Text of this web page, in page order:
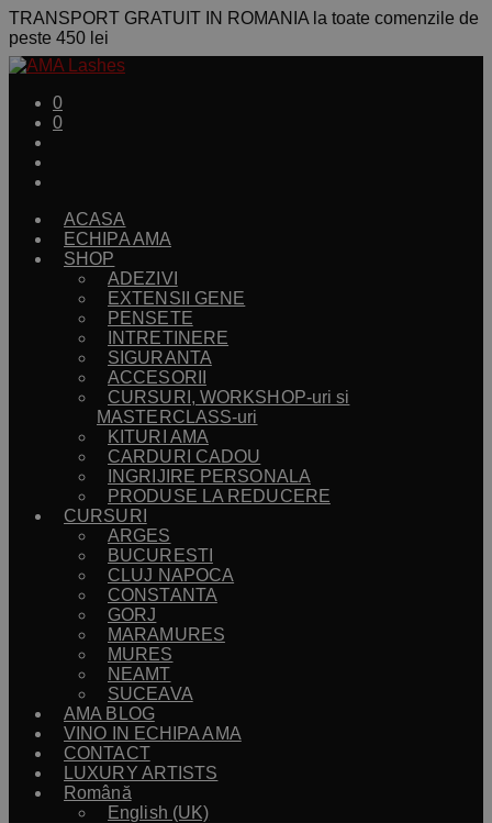
TRANSPORT GRATUIT IN ROMANIA la toate comenzile de
peste 450 lei
0
0
ACASA
ECHIPA AMA
SHOP
ADEZIVI
EXTENSII GENE
PENSETE
INTRETINERE
SIGURANTA
ACCESORII
CURSURI, WORKSHOP-uri si
MASTERCLASS-uri
KITURI AMA
CARDURI CADOU
INGRIJIRE PERSONALA
PRODUSE LA REDUCERE
CURSURI
ARGES
BUCURESTI
CLUJ NAPOCA
CONSTANTA
GORJ
MARAMURES
MURES
NEAMT
SUCEAVA
AMA BLOG
VINO IN ECHIPA AMA
CONTACT
LUXURY ARTISTS
Română
English (UK)